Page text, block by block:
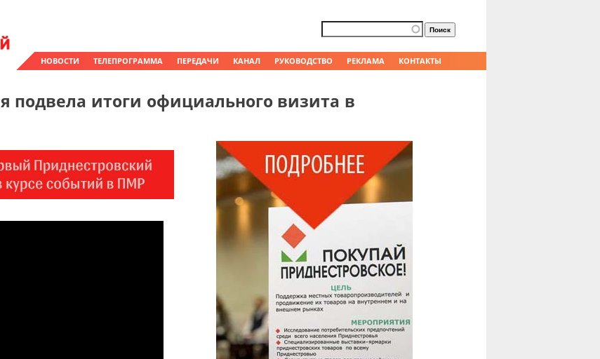
НОВОСТИ ТЕЛЕПРОГРАММА ПЕРЕДАЧИ КАНАЛ РУКОВОДСТВО РЕКЛАМА КОНТАКТЫ
Форма поиска
Поиск
подвела итоги официального визита в